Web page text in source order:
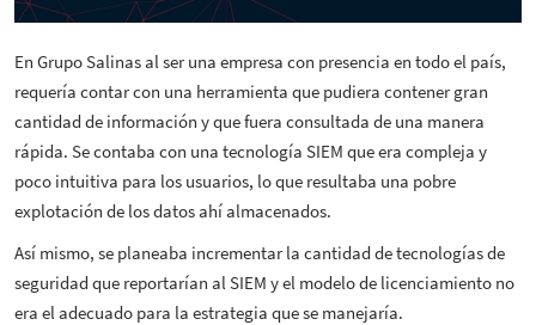
En Grupo Salinas al ser una empresa con presencia en todo el país,
requería contar con una herramienta que pudiera contener gran
cantidad de información y que fuera consultada de una manera
rápida. Se contaba con una tecnología SIEM que era compleja y
poco intuitiva para los usuarios, lo que resultaba una pobre
explotación de los datos ahí almacenados.
Así mismo, se planeaba incrementar la cantidad de tecnologías de
seguridad que reportarían al SIEM y el modelo de licenciamiento no
era el adecuado para la estrategia que se manejaría.